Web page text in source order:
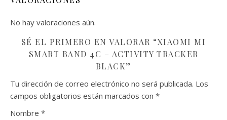
No hay valoraciones aún.
SÉ EL PRIMERO EN VALORAR “XIAOMI MI
SMART BAND 4C – ACTIVITY TRACKER
BLACK”
Tu dirección de correo electrónico no será publicada. Los
campos obligatorios están marcados con *
Nombre *